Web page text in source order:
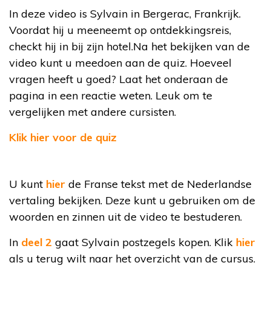
In deze video is Sylvain in Bergerac, Frankrijk.
Voordat hij u meeneemt op ontdekkingsreis,
checkt hij in bij zijn hotel.Na het bekijken van de
video kunt u meedoen aan de quiz. Hoeveel
vragen heeft u goed? Laat het onderaan de
pagina in een reactie weten. Leuk om te
vergelijken met andere cursisten.
Klik hier voor de quiz
U kunt hier de Franse tekst met de Nederlandse
vertaling bekijken. Deze kunt u gebruiken om de
woorden en zinnen uit de video te bestuderen.
In deel 2 gaat Sylvain postzegels kopen. Klik hier
als u terug wilt naar het overzicht van de cursus.